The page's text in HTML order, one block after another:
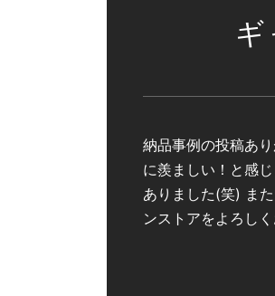
納品事例の投稿あ
に羨ましい！と感
ありました(笑) ま
ンストアをよろしく